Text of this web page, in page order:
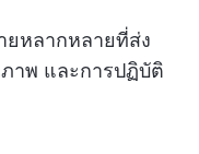
ยหลากหลายที่ส่ง
าพ และการปฏิบัติ